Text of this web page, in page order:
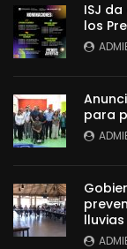
ISJ
los
para